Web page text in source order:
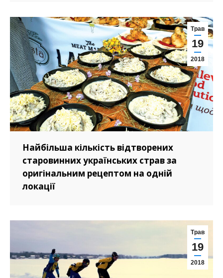
Трав
19
2018
Найбільша кількість відтворених
старовинних українських страв за
оригінальним рецептом на одній
локації
Трав
19
2018